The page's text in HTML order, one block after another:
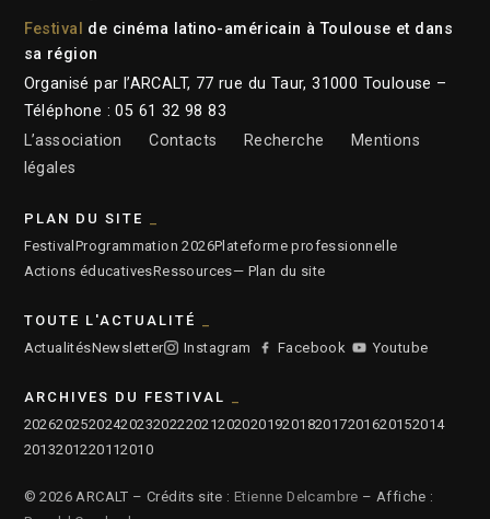
Festival
de cinéma latino-américain à Toulouse et dans
sa région
Organisé par l’ARCALT, 77 rue du Taur, 31000 Toulouse –
Téléphone : 05 61 32 98 83
L’association
Contacts Recherche
Mentions
légales
PLAN DU SITE
Festival Programmation 2026Plateforme professionnelle
Actions éducativesRessources— Plan du site
TOUTE L'ACTUALITÉ
ActualitésNewsletter Instagram Facebook Youtube
ARCHIVES DU FESTIVAL
2026202520242023202220212020201920182017201620152014
2013201220112010
© 2026 ARCALT – Crédits site : Etienne Delcambre – Affiche :